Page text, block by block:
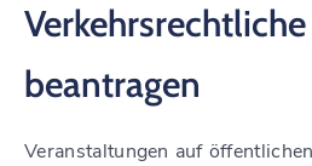
beantragen
Veranstaltungen auf